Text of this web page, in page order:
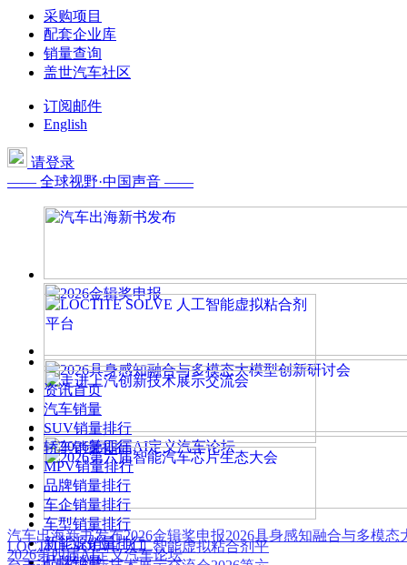
采购项目
配套企业库
销量查询
盖世汽车社区
订阅邮件
English
请登录
—— 全球视野·中国声音 ——
汽车出海新书发布2026金辑奖申报2026具身感知融合与多模态
2026第四届AI定义汽车论坛
LOCTITE SOLVE 人工智能虚拟粘合剂平
资讯首页
汽车销量
SUV销量排行
轿车销量排行
MPV销量排行
品牌销量排行
车企销量排行
车型销量排行
新能源销量排行
品牌销量